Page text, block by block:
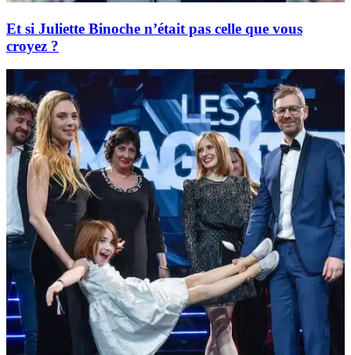
Et si Juliette Binoche n’était pas celle que vous
croyez ?